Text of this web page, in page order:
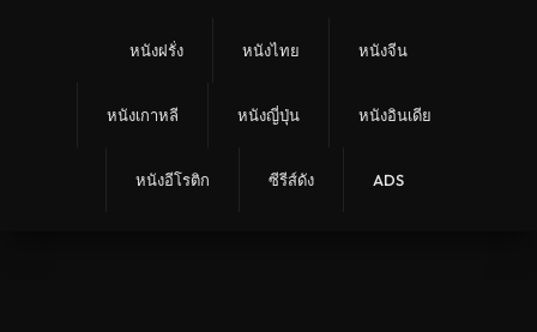
หนังฝรั่ง หนังไทย หนังจีน
หนังเกาหลี หนังญี่ปุ่น หนังอินเดีย
หนังอีโรติก ซีรีส์ดัง ADS